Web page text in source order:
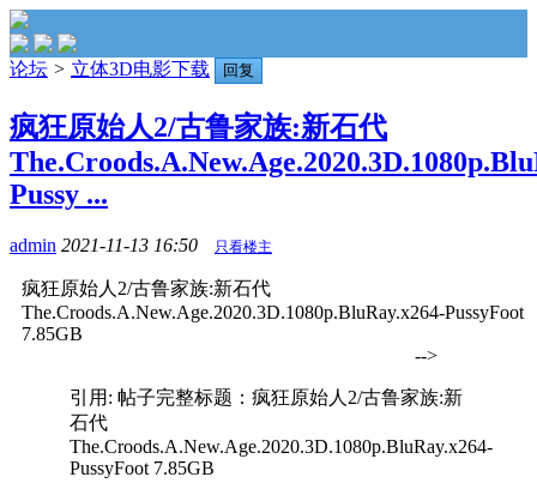
论坛 > 立体3D电影下载 回复
疯狂原始人2/古鲁家族:新石代
Pussy ...
admin 2021-11-13 16:50 只看楼主
疯狂原始人2/古鲁家族:新石代
The.Croods.A.New.Age.2020.3D.1080p.BluRay.x264-PussyFoot
7.85GB
-->
引用: 帖子完整标题：疯狂原始人2/古鲁家族:新
石代
The.Croods.A.New.Age.2020.3D.1080p.BluRay.x264-
PussyFoot 7.85GB